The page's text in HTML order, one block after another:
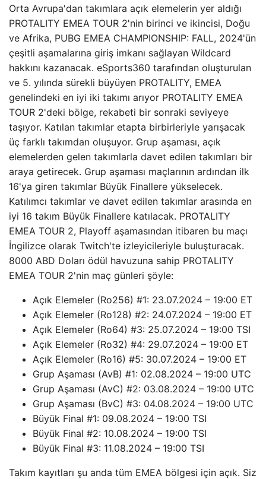
Orta Avrupa'dan takımlara açık elemelerin yer aldığı
PROTALITY EMEA TOUR 2'nin birinci ve ikincisi, Doğu
ve Afrika, PUBG EMEA CHAMPIONSHIP: FALL, 2024'ün
çeşitli aşamalarına giriş imkanı sağlayan Wildcard
hakkını kazanacak. eSports360 tarafından oluşturulan
ve 5. yılında sürekli büyüyen PROTALITY, EMEA
genelindeki en iyi iki takımı arıyor PROTALITY EMEA
TOUR 2'deki bölge, rekabeti bir sonraki seviyeye
taşıyor. Katılan takımlar etapta birbirleriyle yarışacak
üç farklı takımdan oluşuyor. Grup aşaması, açık
elemelerden gelen takımlarla davet edilen takımları bir
araya getirecek. Grup aşaması maçlarının ardından ilk
16'ya giren takımlar Büyük Finallere yükselecek.
Katılımcı takımlar ve davet edilen takımlar arasında en
iyi 16 takım Büyük Finallere katılacak. PROTALITY
EMEA TOUR 2, Playoff aşamasından itibaren bu maçı
İngilizce olarak Twitch'te izleyicileriyle buluşturacak.
8000 ABD Doları ödül havuzuna sahip PROTALITY
EMEA TOUR 2'nin maç günleri şöyle:
Açık Elemeler (Ro256) #1: 23.07.2024 – 19:00 ET
Açık Elemeler (Ro128) #2: 24.07.2024 – 19:00 ET
Açık Elemeler (Ro64) #3: 25.07.2024 – 19:00 TSI
Açık Elemeler (Ro32) #4: 29.07.2024 – 19:00 ET
Açık Elemeler (Ro16) #5: 30.07.2024 – 19:00 ET
Grup Aşaması (AvB) #1: 02.08.2024 – 19:00 UTC
Grup Aşaması (AvC) #2: 03.08.2024 – 19:00 UTC
Grup Aşaması (BvC) #3: 04.08.2024 – 19:00 UTC
Büyük Final #1: 09.08.2024 – 19:00 TSI
Büyük Final #2: 10.08.2024 – 19:00 TSI
Büyük Final #3: 11.08.2024 – 19:00 TSI
Takım kayıtları şu anda tüm EMEA bölgesi için açık. Siz